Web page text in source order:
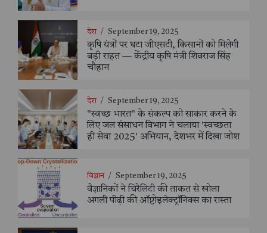
देश / September 19, 2025
कृषि यंत्रों पर घटा जीएसटी, किसानों को मिलेगी
बड़ी राहत — केंद्रीय कृषि मंत्री शिवराज सिंह
चौहान
देश / September 19, 2025
"स्वच्छ भारत" के संकल्प को साकार करने के
लिए जल संसाधन विभाग ने चलाया 'स्वच्छता
ही सेवा 2025' अभियान, देशभर में दिखा जोश
विज्ञान / September 19, 2025
वैज्ञानिकों ने चिरैलिटी की ताकत से खोला
अगली पीढ़ी की ऑप्टोइलेक्ट्रॉनिक्स का रास्ता